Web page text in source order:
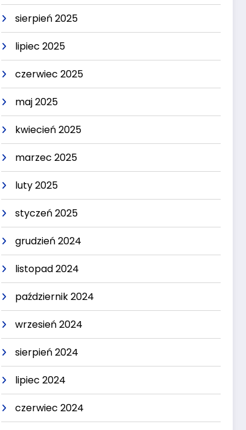
sierpień 2025
lipiec 2025
czerwiec 2025
maj 2025
kwiecień 2025
marzec 2025
luty 2025
styczeń 2025
grudzień 2024
listopad 2024
październik 2024
wrzesień 2024
sierpień 2024
lipiec 2024
czerwiec 2024